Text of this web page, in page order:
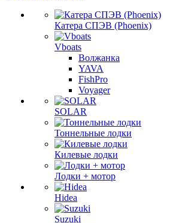
Катера СПЭВ (Phoenix)
Vboats
Волжанка
YAVA
FishPro
Voyager
SOLAR
Тоннельные лодки
Килевые лодки
Лодки + мотор
Hidea
Suzuki